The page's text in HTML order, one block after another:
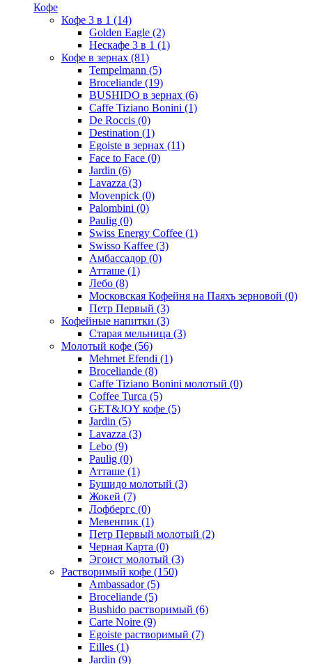
Кофе
Кофе 3 в 1 (14)
Golden Eagle (2)
Нескафе 3 в 1 (1)
Кофе в зернах (81)
Tempelmann (5)
Broceliande (19)
BUSHIDO в зернах (6)
Caffe Tiziano Bonini (1)
De Roccis (0)
Destination (1)
Egoiste в зернах (11)
Face to Face (0)
Jardin (6)
Lavazza (3)
Movenpick (0)
Palombini (0)
Paulig (0)
Swiss Energy Coffee (1)
Swisso Kaffee (3)
Амбассадор (0)
Атташе (1)
Лебо (8)
Московская Кофейня на Паяхъ зерновой (0)
Петр Первый (3)
Кофейные напитки (3)
Старая мельница (3)
Молотый кофе (56)
Mehmet Efendi (1)
Broceliande (8)
Caffe Tiziano Bonini молотый (0)
Coffee Turca (5)
GET&JOY кофе (5)
Jardin (5)
Lavazza (3)
Lebo (9)
Paulig (0)
Атташе (1)
Бушидо молотый (3)
Жокей (7)
Лофбергс (0)
Мевенпик (1)
Петр Первый молотый (2)
Черная Карта (0)
Эгоист молотый (3)
Растворимый кофе (150)
Ambassador(5)
Broceliande (5)
Bushido растворимый (6)
Carte Noire (9)
Egoiste растворимый (7)
Eilles (1)
Jardin (9)